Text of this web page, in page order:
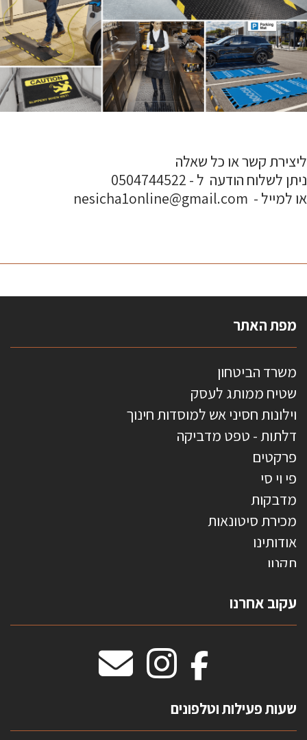
ליצירת קשר או כל שאלה
ניתן לשלוח הודעה ל - 0504744522
או למייל - nesicha1online@gmail.com
מפת האתר
משרד הביטחון
שטיח ממותג לעסק
וילונות חסיני אש למוסדות חינוך
דלתות - טפט מדביקה
פרקטים
פי וי סי
מדבקות
מכירת סיטונאות
אודותינו
תקנון
טפטים משולשים
וילונות חסיני אש
מדבקות אנטי סאן
עקוב אחרנו
שעות פעילות וטלפונים